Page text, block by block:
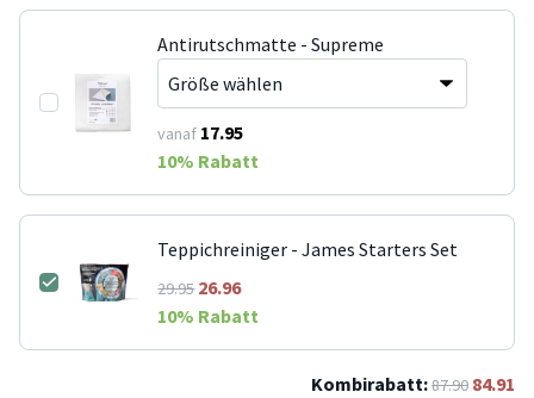
Antirutschmatte - Supreme
vanaf 17.95
10% Rabatt
Teppichreiniger - James Starters Set
29.9526.96
10% Rabatt
Kombirabatt:87.90 84.91